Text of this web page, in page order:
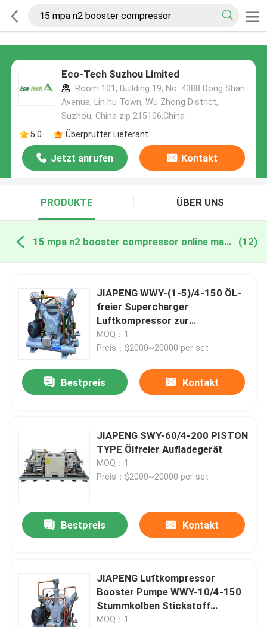
Eco-Tech Suzhou Limited
Room 101, Building 19, No. 4388 Dong Shan
Avenue, Lin hu Town, Wu Zhong District,
Suzhou, China zip 215106,China
5.0
Überprüfter Lieferant
Jetzt anrufen Kontakt
PRODUKTE ÜBER UNS
15 mpa n2 booster compressor online manufacture (12)
JIAPENG WWY-(1-5)/4-150 ÖL-
freier Supercharger
Luftkompressor zur
Sauerstofffüllung
MOQ：1
Preis：$2000~20000 per set
Bestpreis Kontakt
JIAPENG SWY-60/4-200 PISTON
TYPE Ölfreier Aufladegerät
MOQ：1
Preis：$2000~20000 per set
Bestpreis Kontakt
JIAPENG Luftkompressor
Booster Pumpe WWY-10/4-150
Stummkolben Stickstoff
Booster Kompressor
MOQ：1